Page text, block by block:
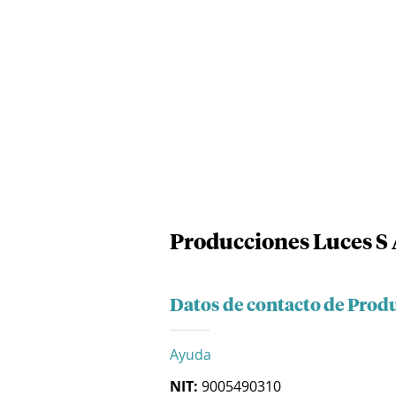
Producciones Luces S
Datos de contacto de
Ayuda
NIT: 9005490310